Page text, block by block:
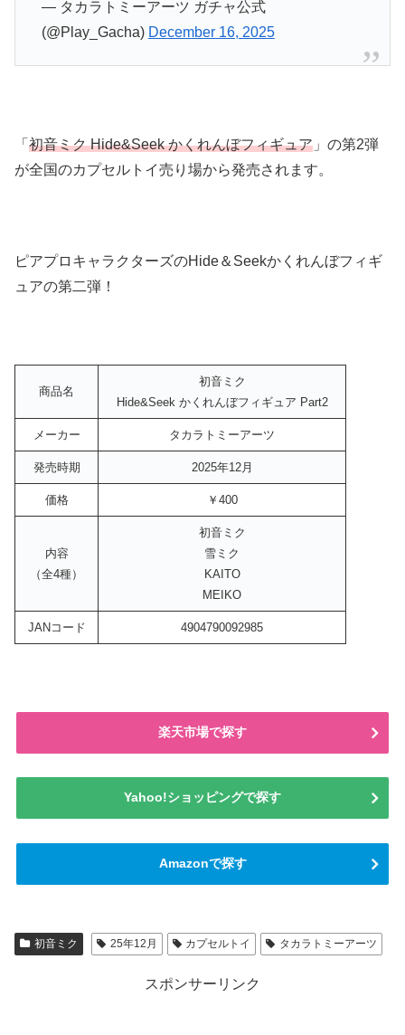
— タカラトミーアーツ ガチャ公式
(@Play_Gacha) December 16, 2025
「 初音ミク Hide&Seek かくれんぼフィギュア 」の第2弾
が全国のカプセルトイ売り場から発売されます。
ピアプロキャラクターズのHide＆Seekかくれんぼフィギ
ュアの第二弾！
商品名
初音ミク
Hide&Seek かくれんぼフィギュア Part2
メーカー タカラトミーアーツ
発売時期 2025年12月
価格 ￥400
内容
（全4種）
初音ミク
雪ミク
KAITO
MEIKO
JANコード 4904790092985
楽天市場で探す
Yahoo!ショッピングで探す
Amazonで探す
初音ミク 25年12月 カプセルトイ タカラトミーアーツ
スポンサーリンク